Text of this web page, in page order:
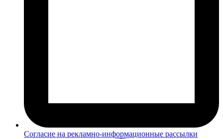
Согласие на рекламно-информационные рассылки